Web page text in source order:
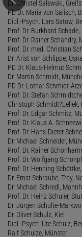
Dr. Christel Salewski,
PD Dr. Maria von Salisch,
Dipl.-Psych. Lars Satow,
Prof. Dr. Burkhard
Prof. Dr. Rainer Schandry,
Prof. Dr. med. Christian
Dr. Arist von Schlippe,
PD Dr. Klaus-Helmut
Dr. Martin Schmidt,
PD Dr. Lothar Schmidt-
Prof. Dr. Stefan
Christoph Schmidt?Lellek,
Prof. Dr. Edgar Schmitz,
Prof. Dr. Klaus A.
Prof. Dr. Hans-Dieter
Dr. Michael Schneider,
Prof. Dr. Rainer
Prof. Dr. Wolfgang
Prof. Dr. Henning
Dr. Ernst Schraube, Troy,
Dr. Michael Schredl,
Prof. Dr. Heinz Schuler,
Dr. Jürgen Schulte-
Dr. Oliver Schulz, Kiel
Dipl.-Psych. Ute Schulz,
Ralf Schulze, Münster